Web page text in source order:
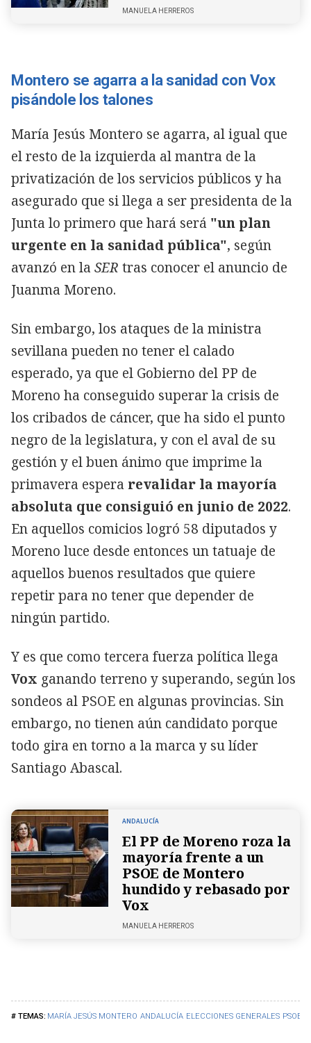
MARÍA JESÚS MONTERO ANDALUCÍA ELECCIONES GENERALES PSOE
MANUELA HERREROS
Montero se agarra a la sanidad con Vox
pisándole los talones
María Jesús Montero se agarra, al igual que
el resto de la izquierda al mantra de la
privatización de los servicios públicos y ha
asegurado que si llega a ser presidenta de la
Junta lo primero que hará será "un plan
urgente en la sanidad pública", según
avanzó en la SER tras conocer el anuncio de
Juanma Moreno.
Sin embargo, los ataques de la ministra
sevillana pueden no tener el calado
esperado, ya que el Gobierno del PP de
Moreno ha conseguido superar la crisis de
los cribados de cáncer, que ha sido el punto
negro de la legislatura, y con el aval de su
gestión y el buen ánimo que imprime la
primavera espera revalidar la mayoría
absoluta que consiguió en junio de 2022.
En aquellos comicios logró 58 diputados y
Moreno luce desde entonces un tatuaje de
aquellos buenos resultados que quiere
repetir para no tener que depender de
ningún partido.
Y es que como tercera fuerza política llega
Vox ganando terreno y superando, según los
sondeos al PSOE en algunas provincias. Sin
embargo, no tienen aún candidato porque
todo gira en torno a la marca y su líder
Santiago Abascal.
ANDALUCÍA
El PP de Moreno roza la
mayoría frente a un
PSOE de Montero
hundido y rebasado por
Vox
MANUELA HERREROS